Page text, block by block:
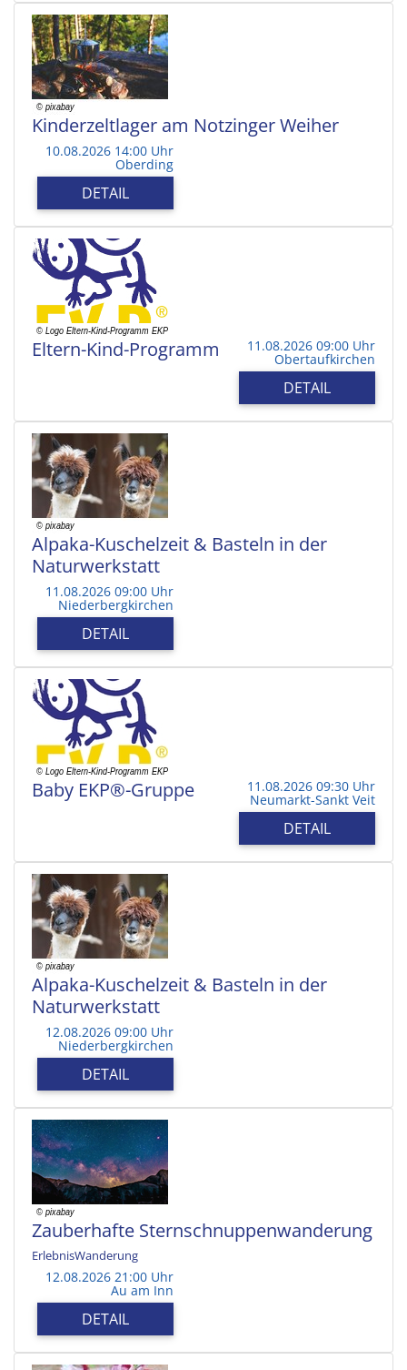
Kinderzeltlager am Notzinger Weiher
10.08.2026 14:00 Uhr
Oberding
DETAIL
Eltern-Kind-Programm 11.08.2026 09:00 Uhr
Obertaufkirchen
DETAIL
Alpaka-Kuschelzeit & Basteln in der
Naturwerkstatt
11.08.2026 09:00 Uhr
Niederbergkirchen
DETAIL
Baby EKP®-Gruppe 11.08.2026 09:30 Uhr
Neumarkt-Sankt Veit
DETAIL
Alpaka-Kuschelzeit & Basteln in der
Naturwerkstatt
12.08.2026 09:00 Uhr
Niederbergkirchen
DETAIL
Zauberhafte Sternschnuppenwanderung
ErlebnisWanderung
12.08.2026 21:00 Uhr
Au am Inn
DETAIL